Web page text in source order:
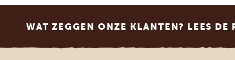
WAT ZEGGEN ONZE KLANTEN? LEES DE